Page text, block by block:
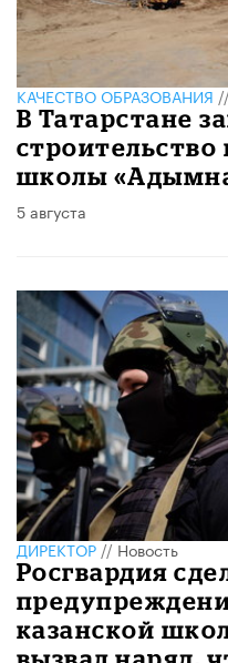
КАЧЕСТВО ОБРАЗОВАНИЯ
В Татарстане
школы
5 августа
ДИРЕКТОР//Новость
Росгвардия
казанской